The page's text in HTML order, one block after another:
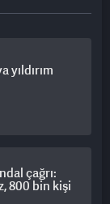
yıldırım
çağrı:
800 bin kişi